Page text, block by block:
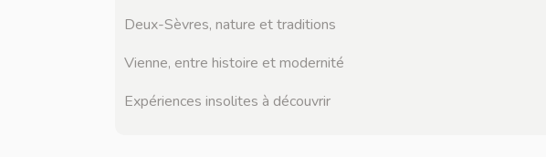
Deux-Sèvres, nature et traditions
Vienne, entre histoire et modernité
Expériences insolites à découvrir